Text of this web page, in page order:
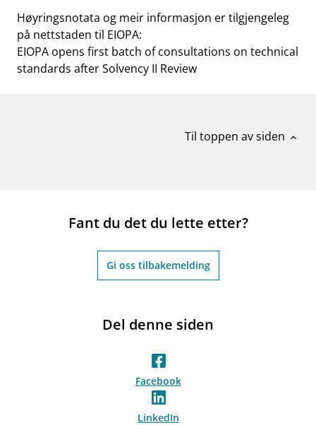
Høyringsnotata og meir informasjon er tilgjengeleg
på nettstaden til EIOPA:
EIOPA opens first batch of consultations on technical
standards after Solvency II Review
Til toppen av siden expand_less
Fant du det du lette etter?
Gi oss tilbakemelding
Del denne siden
Facebook
LinkedIn